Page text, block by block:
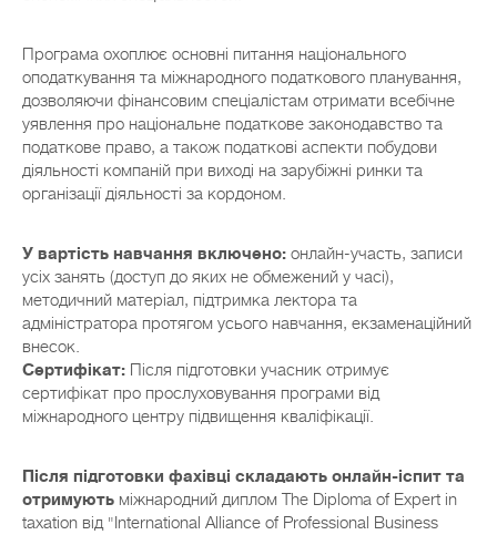
Програма охоплює основні питання національного
оподаткування та міжнародного податкового планування,
дозволяючи фінансовим спеціалістам отримати всебічне
уявлення про національне податкове законодавство та
податкове право, а також податкові аспекти побудови
діяльності компаній при виході на зарубіжні ринки та
організації діяльності за кордоном.
У вартість навчання включено: онлайн-участь, записи
усіх занять (доступ до яких не обмежений у часі),
методичний матеріал, підтримка лектора та
адміністратора протягом усього навчання, екзаменаційний
внесок.
Сертифікат: Після підготовки учасник отримує
сертифікат про прослуховування програми від
міжнародного центру підвищення кваліфікації.
Після підготовки фахівці складають онлайн-іспит та
отримують міжнародний диплом The Diploma of Expert in
taxation від "International Alliance of Professional Business